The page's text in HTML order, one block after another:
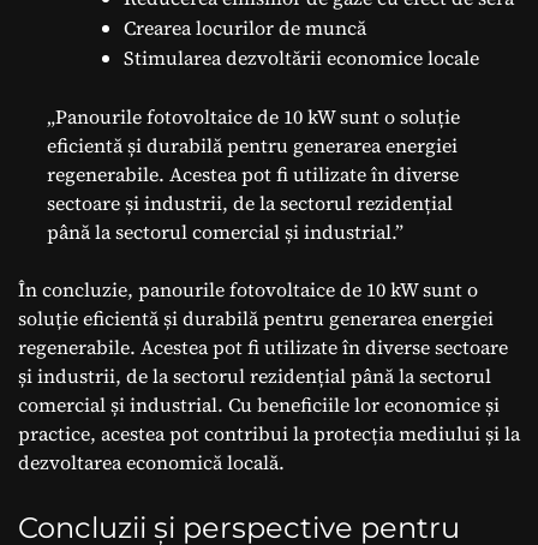
Crearea locurilor de muncă
Stimularea dezvoltării economice locale
„Panourile fotovoltaice de 10 kW sunt o soluție
eficientă și durabilă pentru generarea energiei
regenerabile. Acestea pot fi utilizate în diverse
sectoare și industrii, de la sectorul rezidențial
până la sectorul comercial și industrial.”
În concluzie, panourile fotovoltaice de 10 kW sunt o
soluție eficientă și durabilă pentru generarea energiei
regenerabile. Acestea pot fi utilizate în diverse sectoare
și industrii, de la sectorul rezidențial până la sectorul
comercial și industrial. Cu beneficiile lor economice și
practice, acestea pot contribui la protecția mediului și la
dezvoltarea economică locală.
Concluzii și perspective pentru